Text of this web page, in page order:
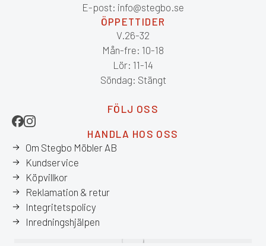
E-post: info@stegbo.se
ÖPPETTIDER
V.26-32
Mån-fre: 10-18
Lör: 11-14
Söndag: Stängt
FÖLJ OSS
HANDLA HOS OSS
Om Stegbo Möbler AB
Kundservice
Köpvillkor
Reklamation & retur
Integritetspolicy
Inredningshjälpen